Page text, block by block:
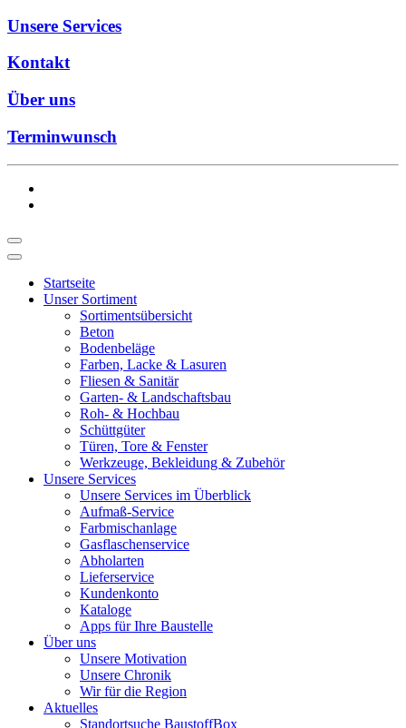
Unsere Services
Kontakt
Über uns
Terminwunsch
Startseite
Unser Sortiment
Sortimentsübersicht
Beton
Bodenbeläge
Farben, Lacke & Lasuren
Fliesen & Sanitär
Garten- & Landschaftsbau
Roh- & Hochbau
Schüttgüter
Türen, Tore & Fenster
Werkzeuge, Bekleidung & Zubehör
Unsere Services
Unsere Services im Überblick
Aufmaß-Service
Farbmischanlage
Gasflaschenservice
Abholarten
Lieferservice
Kundenkonto
Kataloge
Apps für Ihre Baustelle
Über uns
Unsere Motivation
Unsere Chronik
Wir für die Region
Aktuelles
Standortsuche BaustoffBox